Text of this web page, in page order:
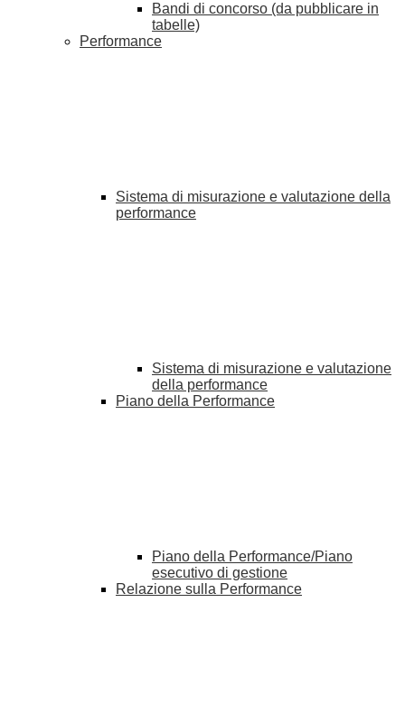
Bandi di concorso (da pubblicare in
tabelle)
Performance
Sistema di misurazione e valutazione della
performance
Sistema di misurazione e valutazione
della performance
Piano della Performance
Piano della Performance/Piano
esecutivo di gestione
Relazione sulla Performance